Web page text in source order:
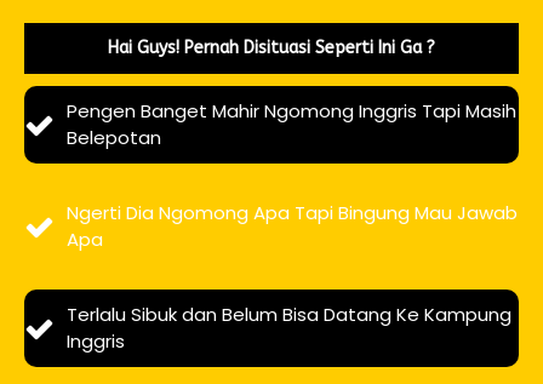
Hai Guys! Pernah Disituasi Seperti Ini Ga ?
Pengen Banget Mahir Ngomong Inggris Tapi Masih
Belepotan
Ngerti Dia Ngomong Apa Tapi Bingung Mau Jawab
Apa
Terlalu Sibuk dan Belum Bisa Datang Ke Kampung
Inggris